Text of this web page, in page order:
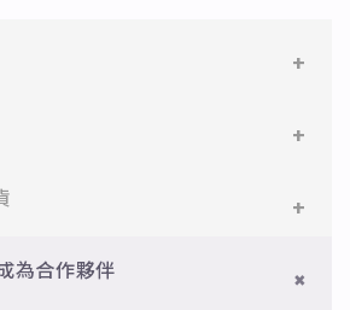
免運與精美包裝，超商取貨或宅配
免運優惠，出貨時間約為2個工作
為合作夥伴